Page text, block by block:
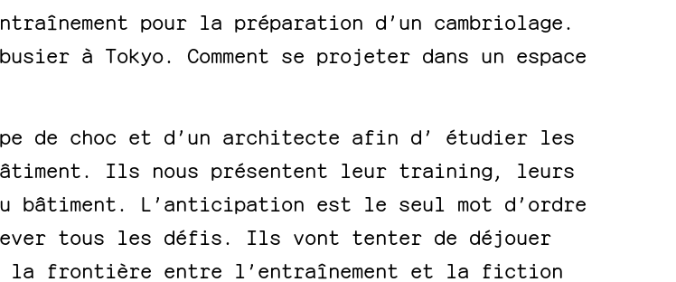
pour la préparation d’un cambriolage.
à Tokyo. Comment se projeter dans un espace
de choc et d’un architecte afin d’ étudier les
Ils nous présentent leur training, leurs
L’anticipation est le seul mot d’ordre
tous les défis. Ils vont tenter de déjouer
la frontière entre l’entraînement et la fiction